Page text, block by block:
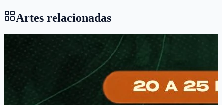
Artes relacionadas